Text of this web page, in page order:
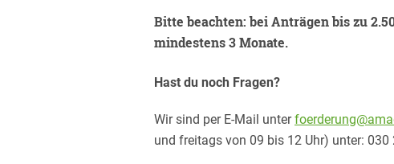
Bitte beachten: bei Anträgen bis zu
mindestens 3 Monate.
Hast du noch Fragen?
Wir sind per E-Mail unter
und freitags von 09 bis 12 Uhr) unter: 030